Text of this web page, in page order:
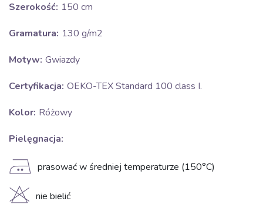
Szerokość: 150 cm
Gramatura: 130 g/m2
Motyw: Gwiazdy
Certyfikacja: OEKO-TEX Standard 100 class I.
Kolor: Różowy
Pielęgnacja:
E prasować w średniej temperaturze (150°C)
H nie bielić